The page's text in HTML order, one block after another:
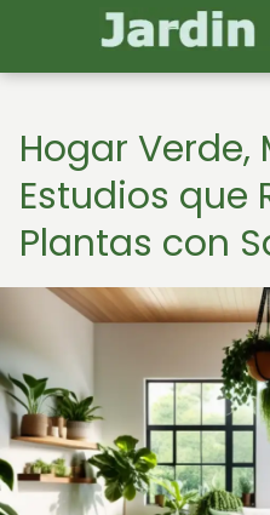
Hogar Verde,
Estudios que
Plantas con